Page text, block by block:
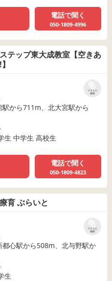
電話で聞く
050-1809-4996
テップ東大成教室【空きあ
リストに
保存
駅から711m、北大宮駅から
生 中学生 高校生
電話で聞く
050-1809-4823
育 ぶらいと
リストに
保存
都心駅から508m、北与野駅か
生